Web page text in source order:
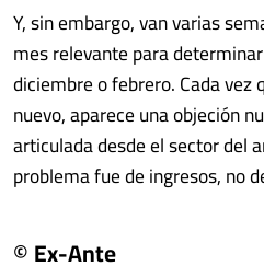
Y, sin embargo, van varias
mes relevante para
diciembre o febrero. Cada vez
nuevo, aparece una objeción
articulada desde el sector del
problema fue de ingresos, no
© Ex-Ante